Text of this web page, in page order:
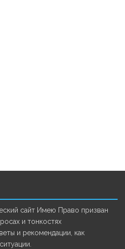
сайт Имею Право призван
и тонкостях
и рекомендации, как